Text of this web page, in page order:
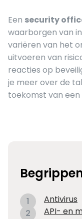
Een security
waarborgen van
variëren van het
uitvoeren van
reacties op
je meer over de
toekomst van
1
Antivirus
2
API- en